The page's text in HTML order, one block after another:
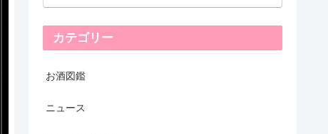
カテゴリー
お酒図鑑
ニュース